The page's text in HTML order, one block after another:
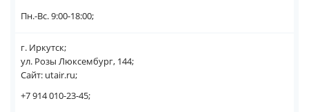
Пн.-Вс. 9:00-18:00;
г. Иркутск;
ул. Розы Люксембург, 144;
Сайт: utair.ru;
+7 914 010-23-45;